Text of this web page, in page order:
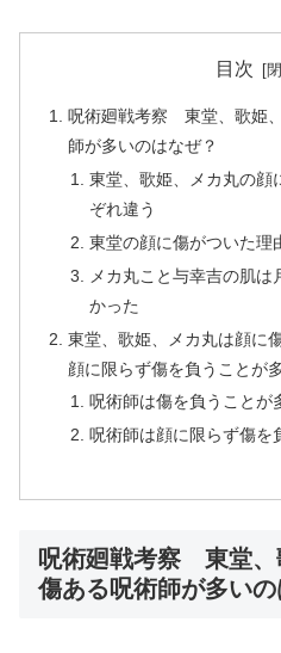
目次
呪術廻戦考察 東堂、歌姫
師が多いのはなぜ？
東堂、歌姫、メカ丸の顔
ぞれ違う
東堂の顔に傷がついた理
メカ丸こと与幸吉の肌
かった
東堂、歌姫、メカ丸は顔
顔に限らず傷を負うことが
呪術師は傷を負うことが
呪術師は顔に限らず傷を
呪術廻戦考察 東堂
傷ある呪術師が多いの